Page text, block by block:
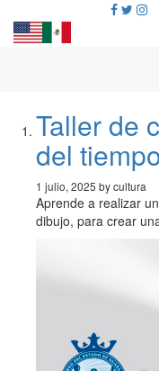
Taller de
del
1 julio, 2025 by cultura
Aprende a realizar
dibujo, para crear